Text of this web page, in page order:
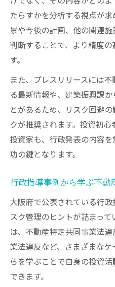
たらすかを分析する視点が
景や今後の計画、他の関連
判断することで、より精度
す。
また、プレスリリースには
る最新情報や、建築振興課
とがあるため、リスク回避
クが推奨されます。投資初
投資家も、行政発表の内容
功の鍵となります。
行政指導事例から学ぶ不動
大阪府で公表されている行
スク管理のヒントが詰まっ
は、不動産特定共同事業法
業法違反など、さまざまな
らを学ぶことで自身の投資
できます。